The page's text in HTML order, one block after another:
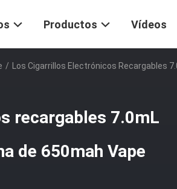
Productos Vídeos
/ Los Cigarrillos Electrónicos Recargables
recargables 7.0mL
de 650mah Vape